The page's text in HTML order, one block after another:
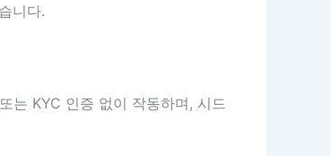
니다.
는 KYC 인증 없이 작동하며, 시드